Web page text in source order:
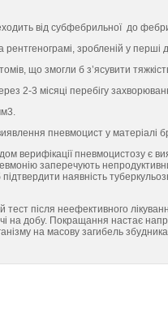
від субфебрильної до
рентгенограмі, зробленій у перші
що змогли б з’ясувити
2-3 місяці перебігу
пневмоцист у матеріалі
верифікації пневмоцистозу
заперечують
наявність
після неефективного
на добу. Покращання настає
на масову загибель